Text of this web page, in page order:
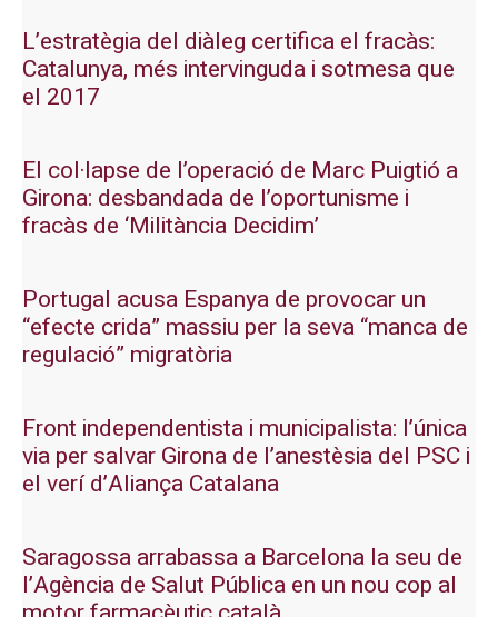
L’estratègia del diàleg certifica el fracàs:
Catalunya, més intervinguda i sotmesa que
el 2017
El col·lapse de l’operació de Marc Puigtió a
Girona: desbandada de l’oportunisme i
fracàs de ‘Militància Decidim’
Portugal acusa Espanya de provocar un
“efecte crida” massiu per la seva “manca de
regulació” migratòria
Front independentista i municipalista: l’única
via per salvar Girona de l’anestèsia del PSC i
el verí d’Aliança Catalana
Saragossa arrabassa a Barcelona la seu de
l’Agència de Salut Pública en un nou cop al